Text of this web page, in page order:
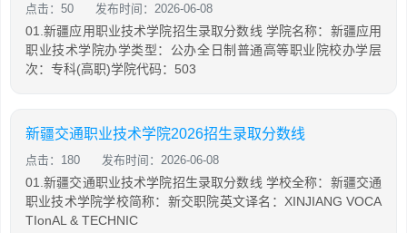
点击：50 发布时间：2026-06-08
01.新疆应用职业技术学院招生录取分数线 学院名称：新疆应用
职业技术学院办学类型：公办全日制普通高等职业院校办学层
次：专科(高职)学院代码：503
新疆交通职业技术学院2026招生录取分数线
点击：180 发布时间：2026-06-08
01.新疆交通职业技术学院招生录取分数线 学校全称：新疆交通
职业技术学院学校简称：新交职院英文译名：XINJIANG VOCA
TIonAL & TECHNIC